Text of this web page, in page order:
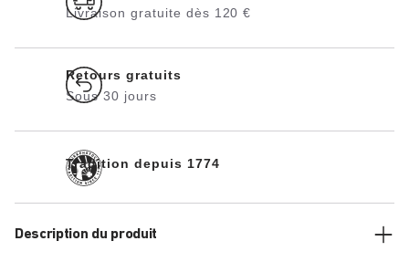
Livraison gratuite dès 120 €
Retours gratuits
Sous 30 jours
Tradition depuis 1774
Description du produit